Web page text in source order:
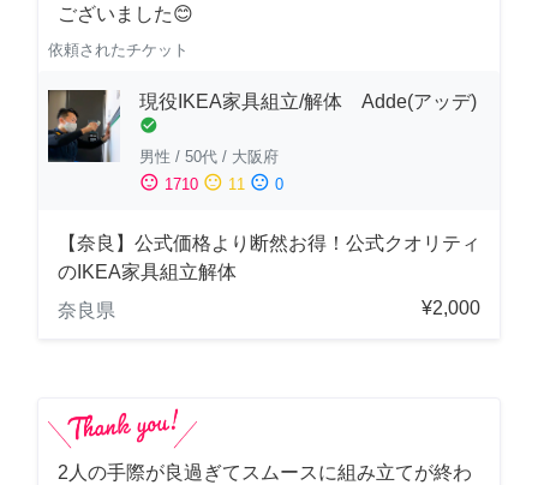
ございました😊
依頼されたチケット
現役IKEA家具組立/解体 Adde(アッデ)
check_circle
男性 / 50代 / 大阪府
sentiment_satisfied 1710 sentiment_neutral 11 sentiment_dissatisfied 0
【奈良】公式価格より断然お得！公式クオリティ
のIKEA家具組立解体
奈良県
¥2,000
2人の手際が良過ぎてスムースに組み立てが終わ